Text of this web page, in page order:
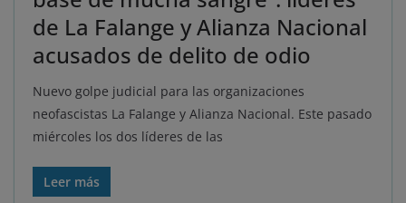
de La Falange y Alianza Nacional
acusados de delito de odio
Nuevo golpe judicial para las organizaciones
neofascistas La Falange y Alianza Nacional. Este pasado
miércoles los dos líderes de las
Leer más